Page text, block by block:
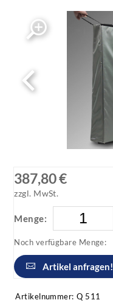
387,80 €
zzgl. MwSt.
Menge:
Noch verfügbare Menge:
Artikel anfragen!
Artikelnummer: Q 511